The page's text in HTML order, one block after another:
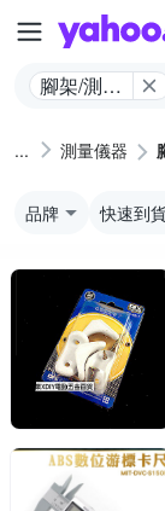
腳架/測量
測量儀器
品牌 快速到